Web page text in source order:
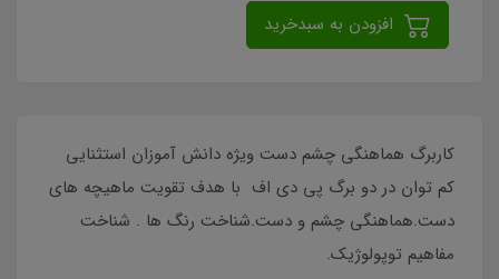
کاربرگ هماهنگی چشم دست ویژه دانش آموزان استثنایی
کم توان در دو برگ پی دی اف با هدف تقویت ماهیچه های
دست.هماهنگی چشم و دست.شناخت رنگ ها . شناخت
مفاهیم توپولوژیک.